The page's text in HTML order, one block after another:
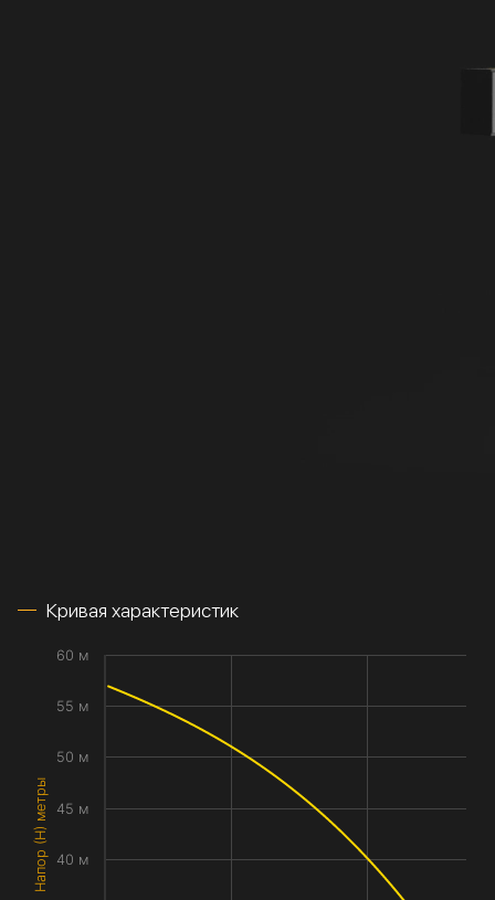
Кривая характеристик
Напор (H) метры 40 м
45 м
50 м
55 м
60 м